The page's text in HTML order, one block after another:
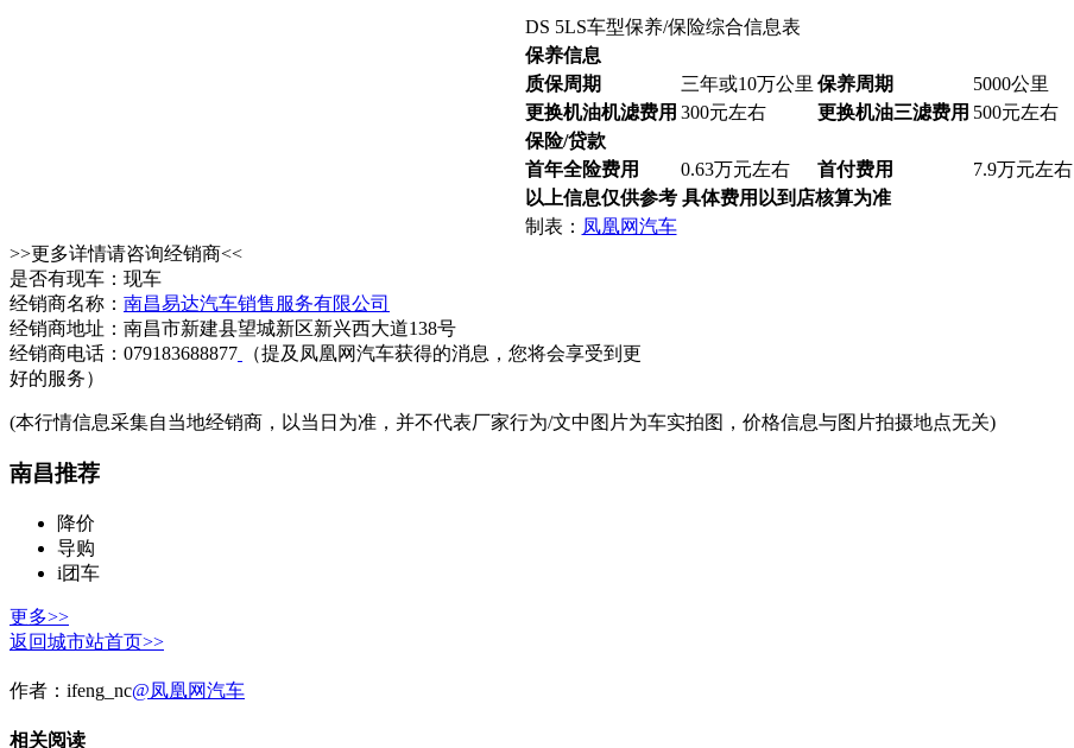
DS 5LS车型保养/保险综合信息表
保养信息
质保周期
三年或10万公里 保养周期
5000公里
更换机油机滤费用 300元左右 更换机油三滤费用 500元左右
保险/贷款
首年全险费用
0.63万元左右 首付费用
7.9万元左右
以上信息仅供参考 具体费用以到店核算为准
制表： 凤凰网汽车
>>更多详情请咨询经销商<<
是否有现车：现车
经销商名称： 南昌易达汽车销售服务有限公司
经销商地址：南昌市新建县望城新区新兴西大道138号
经销商电话：079183688877
（提及凤凰网汽车获得的消息，您将会享受到更
好的服务）
(本行情信息采集自当地经销商，以当日为准，并不代表厂家行为/文中图片为车实拍图，价格信息与图片拍摄地点无关)
南昌推荐
降价
导购
i团车
更多>>
返回城市站首页>>
作者： ifeng_nc@凤凰网汽车
相关阅读